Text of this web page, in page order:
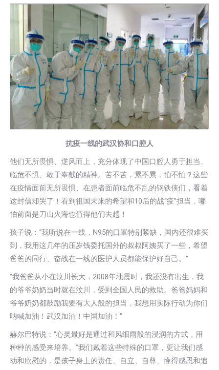
抗疫一线的武汉协和口腔人
他们无所畏惧、逆风而上，充分体现了中国口腔人勇于担当、
临危不惧、敢于奉献的精神。苦不苦，累不累，怕不怕？这些
在疫情面前无所畏惧、在患者面前临危不乱的钢铁侠们，看着
这封信却哭了！看到祖国未来的希望和10后的战“疫”担当，哪
怕前面是刀山火海也值得他们去趟！
孩子说：“我听说在一线，N95的口罩特别紧缺，国内还很难买
到，我用这几年的压岁钱委托国外的叔叔阿姨买了一些，希望
爸爸的同行、奋战在一线的医护人员都能保护好自己。”
“我爸爸从小在汶川长大，2008年地震时，我还没有出生，我
的爷爷奶奶当时就在汶川，受到全国人民的救助。爸爸妈妈和
爷爷奶奶都鼓励我要有大人般的担当，我想用实际行动为你们
呐喊加油！武汉加油！中国加油！”
赫尔巴特说：“心灵最好是通过和风细雨般的浸润的方式，用
种种的感受来培养。”我们戴着这些特殊的口罩，更让我们感
动和欣慰的，是孩子身上的责任、自立、自尊、懂得感恩和追